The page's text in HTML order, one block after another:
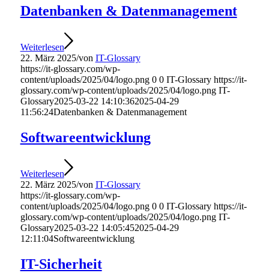
Datenbanken & Datenmanagement
Weiterlesen
22. März 2025/von IT-Glossary
https://it-glossary.com/wp-
content/uploads/2025/04/logo.png 0 0 IT-Glossary https://it-
glossary.com/wp-content/uploads/2025/04/logo.png IT-
Glossary2025-03-22 14:10:362025-04-29
11:56:24Datenbanken & Datenmanagement
Softwareentwicklung
Weiterlesen
22. März 2025/von IT-Glossary
https://it-glossary.com/wp-
content/uploads/2025/04/logo.png 0 0 IT-Glossary https://it-
glossary.com/wp-content/uploads/2025/04/logo.png IT-
Glossary2025-03-22 14:05:452025-04-29
12:11:04Softwareentwicklung
IT-Sicherheit